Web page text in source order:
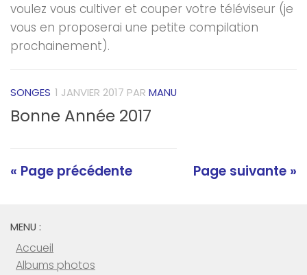
voulez vous cultiver et couper votre téléviseur (je
vous en proposerai une petite compilation
prochainement).
SONGES 1 JANVIER 2017 PAR MANU
Bonne Année 2017
« Page précédente Page suivante »
MENU :
Accueil
Albums photos